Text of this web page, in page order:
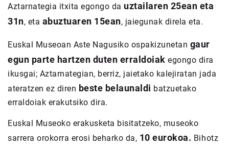
Aztarnategia itxita egongo da uztailaren 25ean eta
31n, eta abuztuaren 15ean, jaiegunak direla eta.
Euskal Museoan Aste Nagusiko ospakizunetan gaur
egun parte hartzen duten erraldoiak egongo dira
ikusgai; Aztarnategian, berriz, jaietako kalejiratan jada
ateratzen ez diren beste belaunaldi batzuetako
erraldoiak erakutsiko dira.
Euskal Museoko erakusketa bisitatzeko, museoko
sarrera orokorra erosi beharko da, 10 eurokoa. Bihotz